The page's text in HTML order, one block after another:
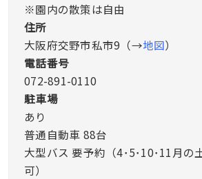
※園内の散策は自由
住所
大阪府交野市私市9（→地図）
電話番号
072-891-0110
駐車場
あり
普通自動車 88台
大型バス 要予約（4･5･10･11月の
可）